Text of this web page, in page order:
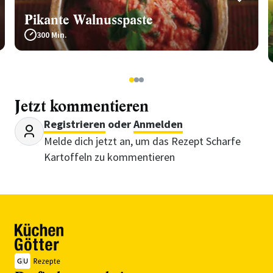
Pikante Walnusspaste
300 Min.
123
Jetzt kommentieren
Registrieren oderAnmelden
Melde dich jetzt an, um das Rezept Scharfe
Kartoffeln zu kommentieren